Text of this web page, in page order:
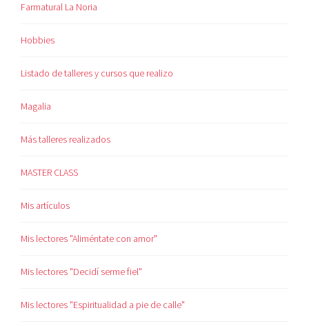
Farmatural La Noria
Hobbies
Listado de talleres y cursos que realizo
Magalia
Más talleres realizados
MASTER CLASS
Mis artículos
Mis lectores "Aliméntate con amor"
Mis lectores "Decidí serme fiel"
Mis lectores "Espiritualidad a pie de calle"